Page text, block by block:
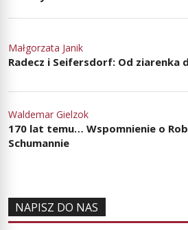
Małgorzata Janik
Radecz i Seifersdorf: Od ziarenka
Waldemar Gielzok
170 lat temu… Wspomnienie o
Schumannie
NAPISZ DO NAS